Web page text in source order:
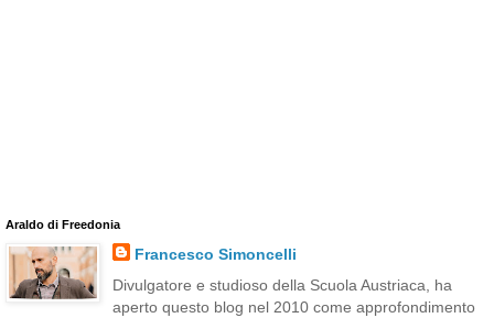
Araldo di Freedonia
Francesco Simoncelli
Divulgatore e studioso della Scuola Austriaca, ha
aperto questo blog nel 2010 come approfondimento